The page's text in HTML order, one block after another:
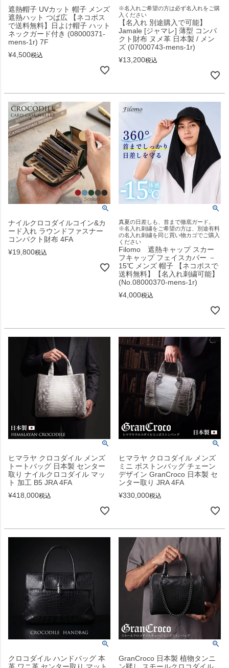
遮熱帽子 UVカット 帽子 メンズ
遮熱ハット つば広 【ネコポス
で送料無料】日よけ帽子 ハット
ネックガード付き (08000371-
mens-1r) 7F
¥4,500税込
※名入れご希望の方は必ず名入れをご購
入ください
【名入れ 別途購入で可能】
Jamale [ジャマレ] 薄型 コンパ
クト財布 ヌメ革 日本製 / メン
ズ (07000743-mens-1r)
¥13,200税込
ナイルクロコダイルコイン&カ
ード入れ ラウンドファスナー
コンパクト財布 4FA
¥19,800税込
真夏の日差しも、首まで徹底ガード。
※名入れ刺繍をご希望の方は、別途有料
の名入れ刺繍を同じ買い物カゴでご購入
ください
Filomo 遮熱キャップ スカー
フキャップ フェイスカバー －
15℃ メンズ 帽子 【ネコポスで
送料無料】【名入れ刺繍可能】
(No.08000370-mens-1r)
¥4,000税込
ヒマラヤ クロコダイル メンズ
トートバッグ 日本製 センター
取り ナイルクロコダイル マッ
ト 加工 B5 JRA 4FA
¥418,000税込
ヒマラヤ クロコダイル メンズ
ミニ ボストンバッグ チェーン
デザイン GranCroco 日本製 セ
ンター取り JRA 4FA
¥330,000税込
クロコダイル ハンドバッグ 本
GranCroco 日本製 植物タンニ